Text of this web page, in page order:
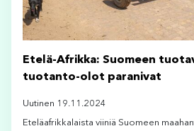
Etelä-Afrikka: Suomeen
tuotanto-olot paranivat
Uutinen 19.11.2024
Eteläafrikkalaista viiniä Suomeen